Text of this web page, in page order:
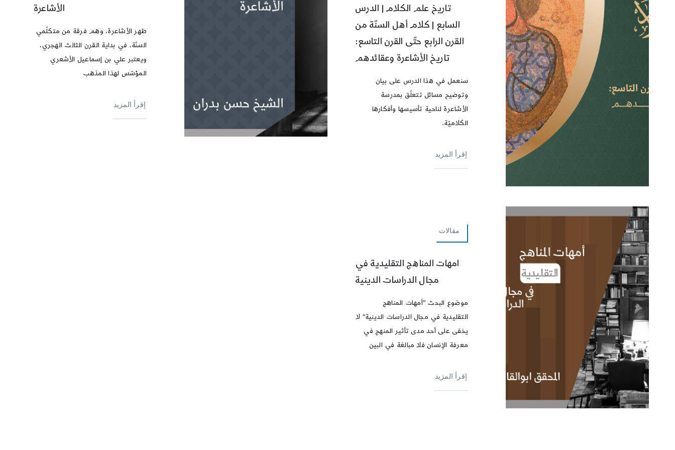
تاريخ علم الكلام | الدرس
السابع | كلام أهل السنّة من
القرن الرابع حتّى القرن التاسع:
تاريخ الأشاعرة وعقائدهم
سنعمل في هذا الدرس على بيان
وتوضيح مسائل تتعلّق بمدرسة
الأشاعرة لناحية تأسيسها وأفكارها
الكلاميّة.
إقرأ المزيد
الأشاعرة
ظهر الأشاعرة، وهم فرقة من متكلّمي
السنّة، في بداية القرن الثالث الهجري،
ويعتبر علي بن إسماعيل الأشعري
المؤسّس لهذا المذهب
إقرأ المزيد
مقالات
امهات المناهج التقليدية في
مجال الدراسات الدينية
موضوع البحث "أمهات المناهج
التقليدية في مجال الدراسات الدينية" لا
يخفى على أحد مدى تأثير المنهج في
معرفة الإنسان فلا مبالغة في البين
إقرأ المزيد